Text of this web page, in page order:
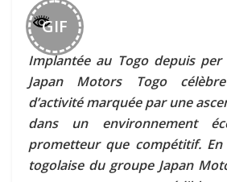
GIF
Implantée au Togo depuis per
Japan Motors Togo
d’activité marquée par une
dans un environnement
prometteur que compétitif.
togolaise du groupe Japan